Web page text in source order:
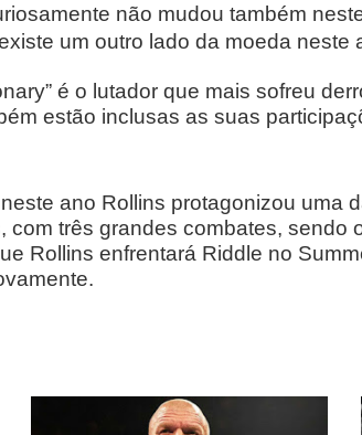
não mudou também
um outro lado da moeda neste
é o lutador que mais sofreu
estão inclusas as suas
ano Rollins protagonizou uma
três grandes combates, sendo
Rollins enfrentará Riddle no